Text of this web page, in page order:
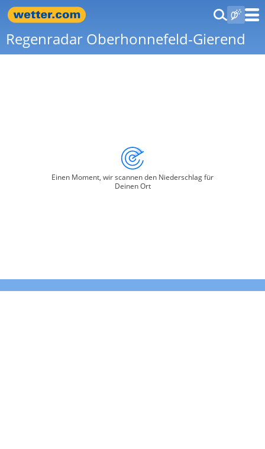
Regenradar Oberhonnefeld-Gierend
Einen Moment, wir scannen den Niederschlag für
Deinen Ort